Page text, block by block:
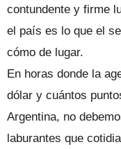
contundente y firme
el país es lo que el
cómo de lugar.
En horas donde la
dólar y cuántos
Argentina, no
laburantes que